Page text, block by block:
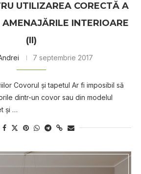
UTILIZAREA CORECTĂ A
AMENAJĂRILE INTERIOARE
(II)
7 septembrie 2017
Covorul şi tapetul Ar fi imposibil să
dintr-un covor sau din modelul
și …